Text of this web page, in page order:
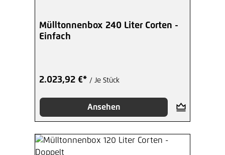
Mülltonnenbox 240 Liter Corten -
Einfach
2.023,92 €* / Je Stück
Ansehen